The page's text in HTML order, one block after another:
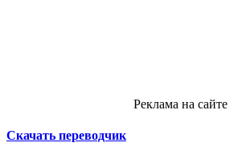
Реклама на сайте
Скачать переводчик